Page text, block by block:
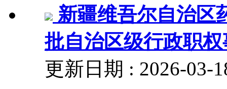
新疆维吾尔自治区
批自治区级行政职
更新日期 : 2026-